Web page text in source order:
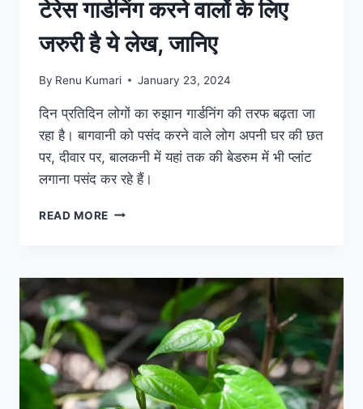
टेरेस गार्डनिंग करने वालों के लिए
जरुरी है ये लेख, जानिए
By Renu Kumari January 23, 2024
दिन प्रतिदिन लोगों का रुझान गार्डनिंग की तरफ बढ़ता जा
रहा है। बागवानी को पसंद करने वाले लोग अपनी घर की छत
पर, दीवार पर, बालकनी में यहां तक की बेडरुम में भी प्लांट
लगाना पसंद कर रहे हैं।
READ MORE टेरेस
के
जरुरी
है
ये
लेख,
जानिए